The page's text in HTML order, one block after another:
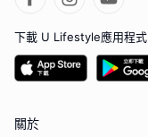
下載 U Lifestyle應用程式
關於